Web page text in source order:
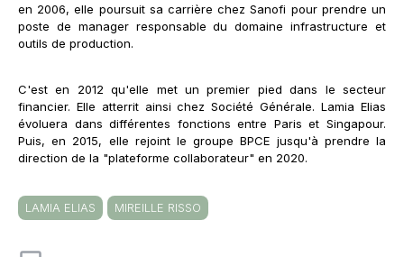
en 2006, elle poursuit sa carrière chez Sanofi pour prendre un
poste de manager responsable du domaine infrastructure et
outils de production.
C'est en 2012 qu'elle met un premier pied dans le secteur
financier. Elle atterrit ainsi chez Société Générale. Lamia Elias
évoluera dans différentes fonctions entre Paris et Singapour.
Puis, en 2015, elle rejoint le groupe BPCE jusqu'à prendre la
direction de la "plateforme collaborateur" en 2020.
LAMIA ELIAS MIREILLE RISSO